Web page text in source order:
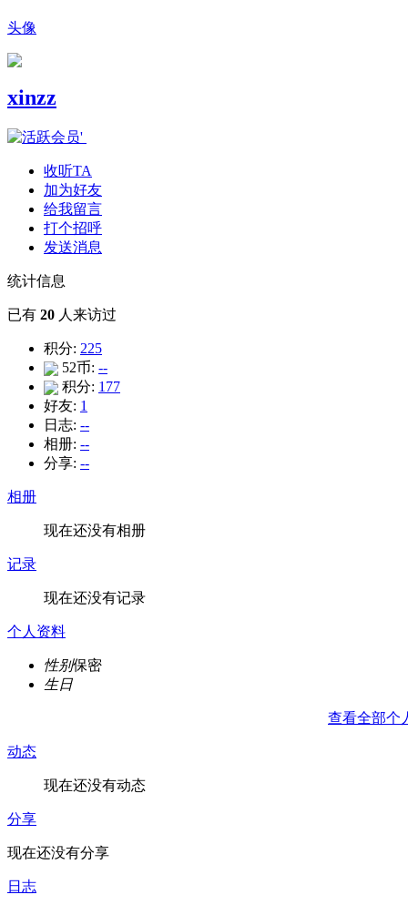
头像
xinzz
收听TA
加为好友
给我留言
打个招呼
发送消息
统计信息
已有 20 人来访过
积分: 225
52币: --
积分: 177
好友: 1
日志: --
相册: --
分享: --
相册
现在还没有相册
记录
现在还没有记录
个人资料
性别保密
生日
查看全部个
动态
现在还没有动态
分享
现在还没有分享
日志